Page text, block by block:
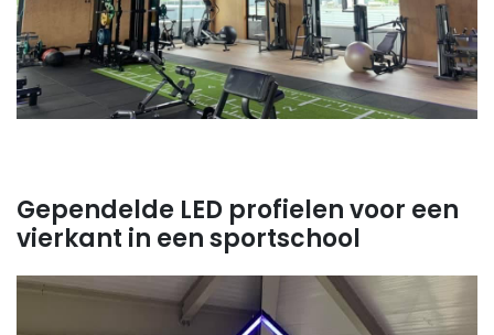
Gependelde LED profielen voor een
vierkant in een sportschool